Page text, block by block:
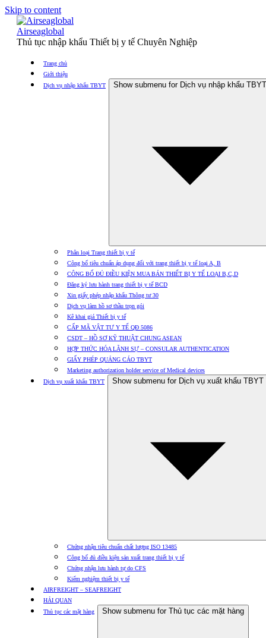
Skip to content
Airseaglobal
Thủ tục nhập khẩu Thiết bị y tế Chuyên Nghiệp
Trang chủ
Giới thiệu
Dịch vụ nhập khẩu TBYT
Show submenu for Dịch vụ nhập khẩu TBYT
Phân loại Trang thiết bị y tế
Công bố tiêu chuẩn áp dụng đối với trang thiết bị y tế loại A, B
CÔNG BỐ ĐỦ ĐIỀU KIỆN MUA BÁN THIẾT BỊ Y TẾ LOẠI B,C,D
Đăng ký lưu hành trang thiết bị y tế BCD
Xin giấy phép nhập khẩu Thông tư 30
Dịch vụ làm hồ sơ thầu trọn gói
Kê khai giá Thiết bị y tế
CẤP MÃ VẬT TƯ Y TẾ QĐ 5086
CSDT – HỒ SƠ KỸ THUẬT CHUNG ASEAN
HỢP THỨC HÓA LÃNH SỰ – CONSULAR AUTHENTICATION
GIẤY PHÉP QUẢNG CÁO TBYT
Marketing authorization holder service of Medical devices
Dịch vụ xuất khẩu TBYT
Show submenu for Dịch vụ xuất khẩu TBYT
Chứng nhận tiêu chuẩn chất lượng ISO 13485
Công bố đủ điều kiện sản xuất trang thiết bị y tế
Chứng nhận lưu hành tự do CFS
Kiểm nghiệm thiết bị y tế
AIRFREIGHT – SEAFREIGHT
HẢI QUAN
Thủ tục các mặt hàng
Show submenu for Thủ tục các mặt hàng